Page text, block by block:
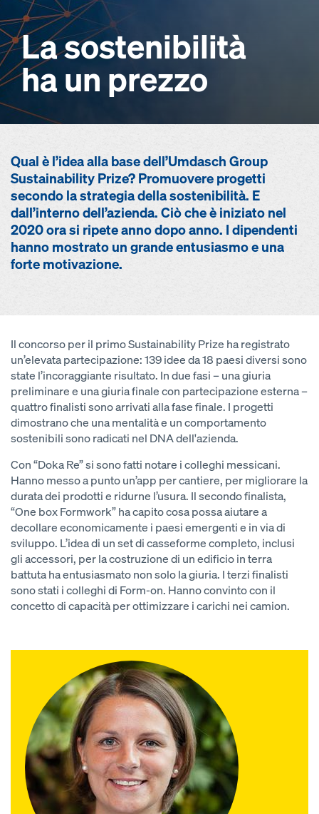
La sostenibilità
ha un prezzo
Qual è l’idea alla base dell’Umdasch Group
Sustainability Prize? Promuovere progetti
secondo la strategia della sostenibilità. E
dall’interno dell’azienda. Ciò che è iniziato nel
2020 ora si ripete anno dopo anno. I dipendenti
hanno mostrato un grande entusiasmo e una
forte motivazione.
Il concorso per il primo Sustainability Prize ha registrato
un’elevata partecipazione: 139 idee da 18 paesi diversi sono
state l’incoraggiante risultato. In due fasi – una giuria
preliminare e una giuria finale con partecipazione esterna –
quattro finalisti sono arrivati alla fase finale. I progetti
dimostrano che una mentalità e un comportamento
sostenibili sono radicati nel DNA dell'azienda.
Con “Doka Re” si sono fatti notare i colleghi messicani.
Hanno messo a punto un’app per cantiere, per migliorare la
durata dei prodotti e ridurne l’usura. Il secondo finalista,
“One box Formwork” ha capito cosa possa aiutare a
decollare economicamente i paesi emergenti e in via di
sviluppo. L’idea di un set di casseforme completo, inclusi
gli accessori, per la costruzione di un edificio in terra
battuta ha entusiasmato non solo la giuria. I terzi finalisti
sono stati i colleghi di Form-on. Hanno convinto con il
concetto di capacità per ottimizzare i carichi nei camion.